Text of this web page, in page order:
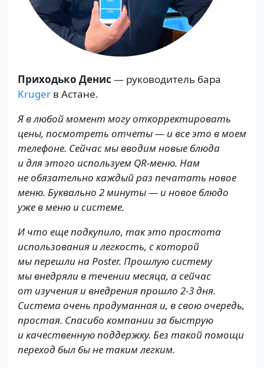
Приходько Денис — руководитель бара
Krugerв Астане.
Я в любой момент могу откорректировать
цены, посмотреть отчеты — и все это в моем
телефоне. Сейчас мы вводим новые блюда
и для этого используем QR-меню. Нам
не обязательно каждый раз печатать новое
меню. Буквально 2 минуты — и новое блюдо
уже в меню и системе.
И что еще подкупило, так это простота
использования и легкость, с которой
мы перешли на Poster. Прошлую систему
мы внедряли в течении месяца, а сейчас
от изучения и внедрения прошло 2-3 дня.
Система очень продуманная и, в свою очередь,
простая. Спасибо компании за быструю
и качественную поддержку. Без такой помощи
переход был бы не таким легким.